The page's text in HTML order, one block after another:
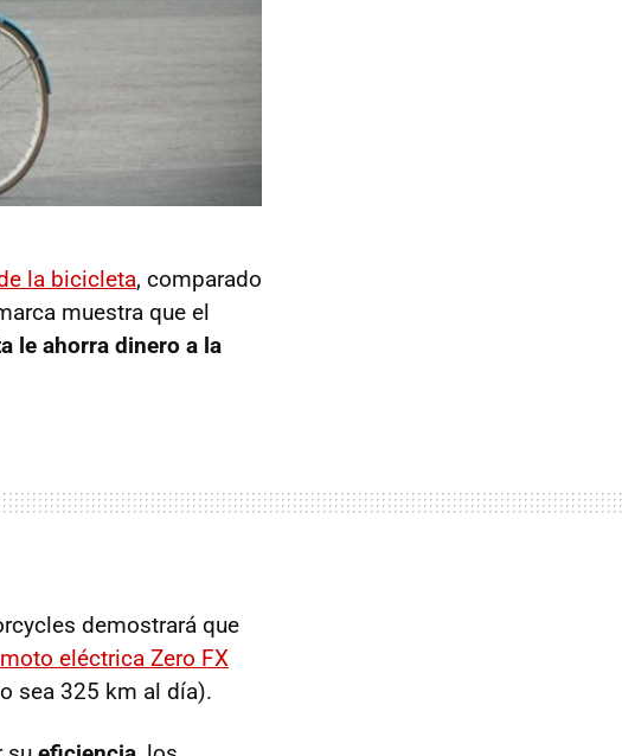
la bicicleta, comparado
muestra que el
le ahorra dinero a la
demostrará que
eléctrica Zero FX
sea 325 km al día).